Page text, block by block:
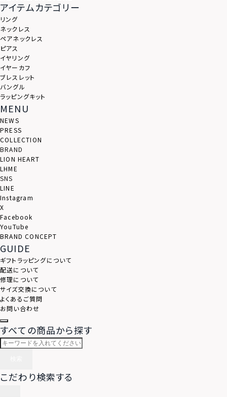
アイテムカテゴリー
リング
ネックレス
ペアネックレス
ピアス
イヤリング
イヤーカフ
ブレスレット
バングル
ラッピングキット
MENU
NEWS
PRESS
COLLECTION
BRAND
LION HEART
LHME
SNS
LINE
Instagram
X
Facebook
YouTube
BRAND CONCEPT
GUIDE
ギフトラッピングについて
配送について
修理について
サイズ交換について
よくあるご質問
お問い合わせ
すべての商品から探す
こだわり検索する